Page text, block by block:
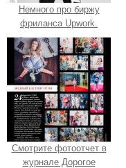
Немного про биржу
фриланса Upwork.
Смотрите фотоотчет в
журнале Дорогое